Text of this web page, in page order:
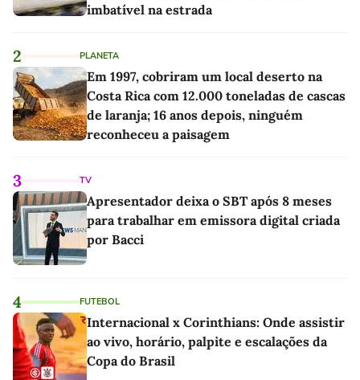
imbatível na estrada
2 PLANETA
Em 1997, cobriram um local deserto na
Costa Rica com 12.000 toneladas de cascas
de laranja; 16 anos depois, ninguém
reconheceu a paisagem
3 TV
Apresentador deixa o SBT após 8 meses
para trabalhar em emissora digital criada
por Bacci
4 FUTEBOL
Internacional x Corinthians: Onde assistir
ao vivo, horário, palpite e escalações da
Copa do Brasil